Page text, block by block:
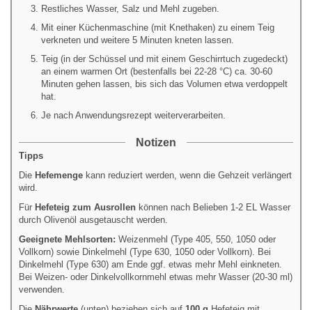
Restliches Wasser, Salz und Mehl zugeben.
Mit einer Küchenmaschine (mit Knethaken) zu einem Teig
verkneten und weitere 5 Minuten kneten lassen.
Teig (in der Schüssel und mit einem Geschirrtuch zugedeckt)
an einem warmen Ort (bestenfalls bei 22-28 °C) ca. 30-60
Minuten gehen lassen, bis sich das Volumen etwa verdoppelt
hat.
Je nach Anwendungsrezept weiterverarbeiten.
Notizen
Tipps
Die Hefemenge kann reduziert werden, wenn die Gehzeit verlängert
wird.
Für Hefeteig zum Ausrollen können nach Belieben 1-2 EL Wasser
durch Olivenöl ausgetauscht werden.
Geeignete Mehlsorten: Weizenmehl (Type 405, 550, 1050 oder
Vollkorn) sowie Dinkelmehl (Type 630, 1050 oder Vollkorn). Bei
Dinkelmehl (Type 630) am Ende ggf. etwas mehr Mehl einkneten.
Bei Weizen- oder Dinkelvollkornmehl etwas mehr Wasser (20-30 ml)
verwenden.